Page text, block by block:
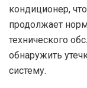
кондиционер,
продолжает
технического
обнаружить
систему.